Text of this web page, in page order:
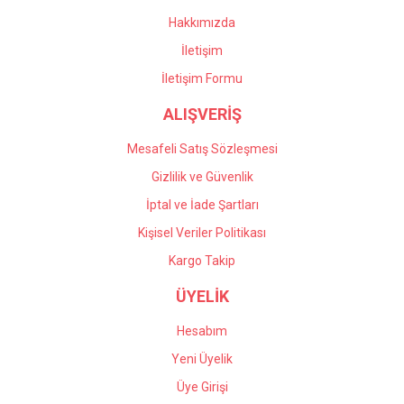
Önder Kaçar | 20/05/2026
Hakkımızda
İletişim
İletişim Formu
ALIŞVERİŞ
Mesafeli Satış Sözleşmesi
Gizlilik ve Güvenlik
İptal ve İade Şartları
Kişisel Veriler Politikası
Kargo Takip
ÜYELİK
Hesabım
Yeni Üyelik
Üye Girişi